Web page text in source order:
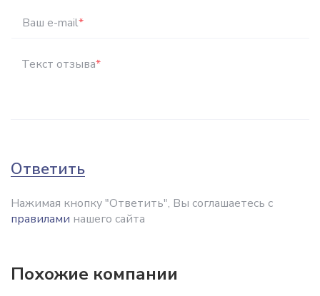
Ваш e-mail*
Текст отзыва*
Ответить
Нажимая кнопку "Ответить", Вы соглашаетесь с
правилами нашего сайта
Похожие компании